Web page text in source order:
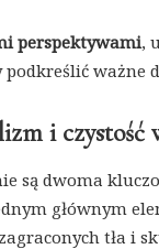
perspektywami,
ważne
i czystość
są dwoma
głównym
tła i